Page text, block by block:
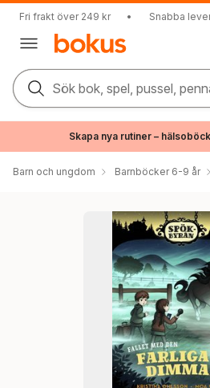
Fri frakt över 249 kr • Snabba
Sök bok, spel, pussel,
Skapa nya rutiner –
Barn och ungdom Barnböcker 6-9 år